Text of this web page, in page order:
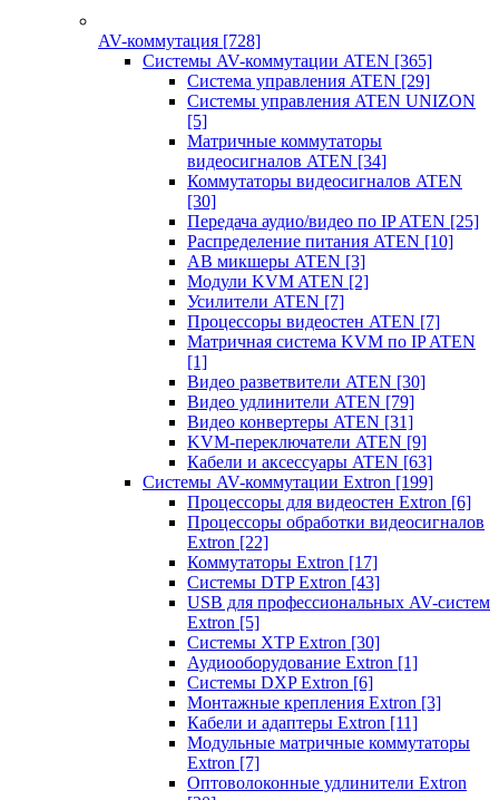
AV-коммутация [728]
Системы AV-коммутации ATEN [365]
Система управления ATEN [29]
Системы управления ATEN UNIZON
[5]
Матричные коммутаторы
видеосигналов ATEN [34]
Коммутаторы видеосигналов ATEN
[30]
Передача аудио/видео по IP ATEN [25]
Распределение питания ATEN [10]
АВ микшеры ATEN [3]
Модули KVM ATEN [2]
Усилители ATEN [7]
Процессоры видеостен ATEN [7]
Матричная система KVM по IP ATEN
[1]
Видео разветвители ATEN [30]
Видео удлинители ATEN [79]
Видео конвертеры ATEN [31]
KVM-переключатели ATEN [9]
Кабели и аксессуары ATEN [63]
Системы AV-коммутации Extron [199]
Процессоры для видеостен Extron [6]
Процессоры обработки видеосигналов
Extron [22]
Коммутаторы Extron [17]
Системы DTP Extron [43]
USB для профессиональных AV-систем
Extron [5]
Системы XTP Extron [30]
Аудиооборудование Extron [1]
Системы DXP Extron [6]
Монтажные крепления Extron [3]
Кабели и адаптеры Extron [11]
Модульные матричные коммутаторы
Extron [7]
Оптоволоконные удлинители Extron